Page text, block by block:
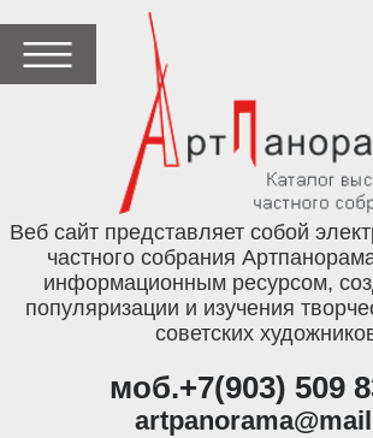
Веб сайт представляет собой
частного собрания
информационным ресурсом,
популяризации и изучения
советских
моб.+7(903) 509